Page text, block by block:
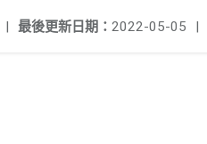
最後更新日期： 2022-05-05 |
|